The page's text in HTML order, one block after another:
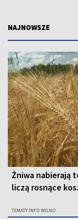
NAJNOWSZE
Żniwa nabierają
liczą rosnące
TEMATY INFO WILNO